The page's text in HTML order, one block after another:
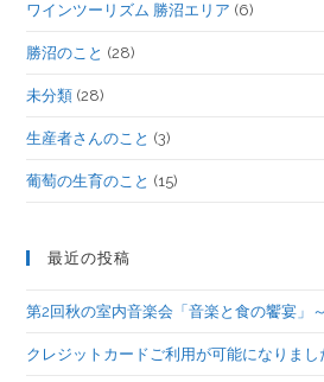
ワインツーリズム 勝沼エリア (6)
勝沼のこと (28)
未分類 (28)
生産者さんのこと (3)
葡萄の生育のこと (15)
最近の投稿
第2回秋の室内音楽会「音楽と食の饗宴」
クレジットカードご利用が可能になりまし